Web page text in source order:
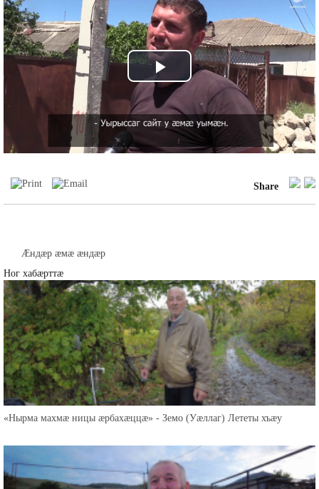
Play
Video
Share
Æндæр æмæ æндæр
Ног хабæрттæ
«Нырма махмæ ницы æрбахæццæ» - Земо (Уæллаг) Лететы хъæу